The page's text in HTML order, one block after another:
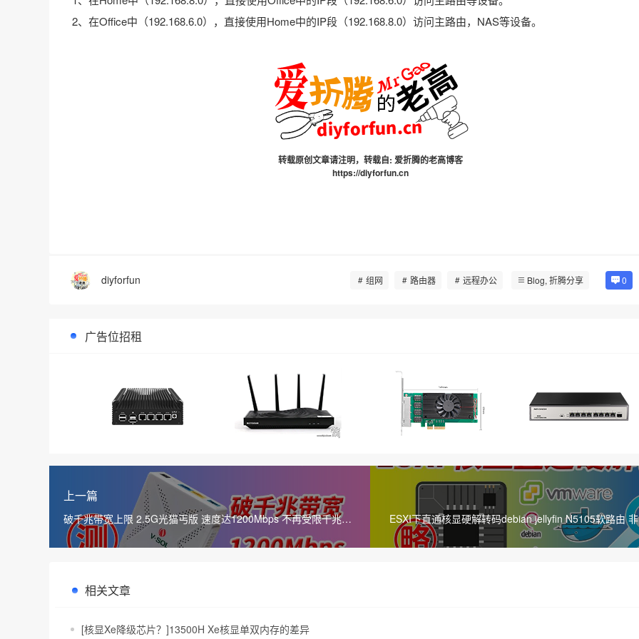
2、在Office中（192.168.6.0），直接使用Home中的IP段（192.168.8.0）访问主路由，NAS等设备。
转载原创文章请注明，转载自: 爱折腾的老高博客
https://diyforfun.cn
diyforfun 组网 路由器 远程办公 Blog, 折腾分享 0
广告位招租
上一篇
破千兆带宽上限 2.5G光猫丐版 速度达1200Mbps 不再受限千兆
940M
ESXI下直通核显硬解转码debian jellyfin N5105软路由
相关文章
[核显Xe降级芯片？]13500H Xe核显单双内存的差异